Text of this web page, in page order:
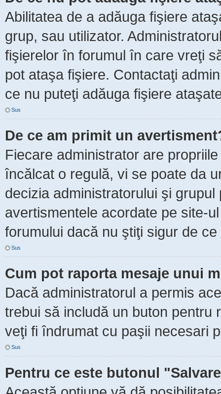
Abilitatea de a adăuga fişiere
grup, sau utilizator.
fişierelor în forumul în care vreţi
pot ataşa fişiere. Contactaţi
ce nu puteţi adăuga fişiere
Sus
De ce am primit un
Fiecare administrator are
încălcat o regulă, vi se poate da
decizia administratorului şi
avertismentele acordate pe site-
forumului dacă nu ştiţi sigur de
Sus
Cum pot raporta mesaje unui
Dacă administratorul a permis
trebui să includă un buton pentru
veţi fi îndrumat cu paşii necesari
Sus
Pentru ce este butonul